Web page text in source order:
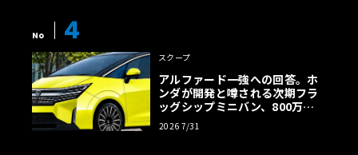
No 4
スクープ
アルファード一強への回答。ホ
ンダが開発と噂される次期フラ
ッグシップミニバン、800万円
超の勝算【予想CG】
2026 7/31